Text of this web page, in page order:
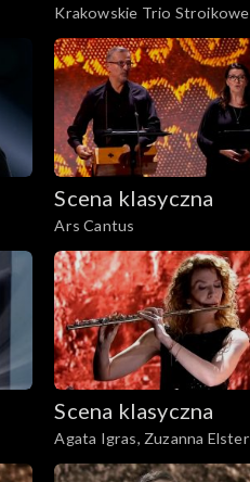
Krakowskie Trio Stroikowe
Scena klasyczna
Ars Cantus
Scena klasyczna
Agata Igras, Zuzanna Elster